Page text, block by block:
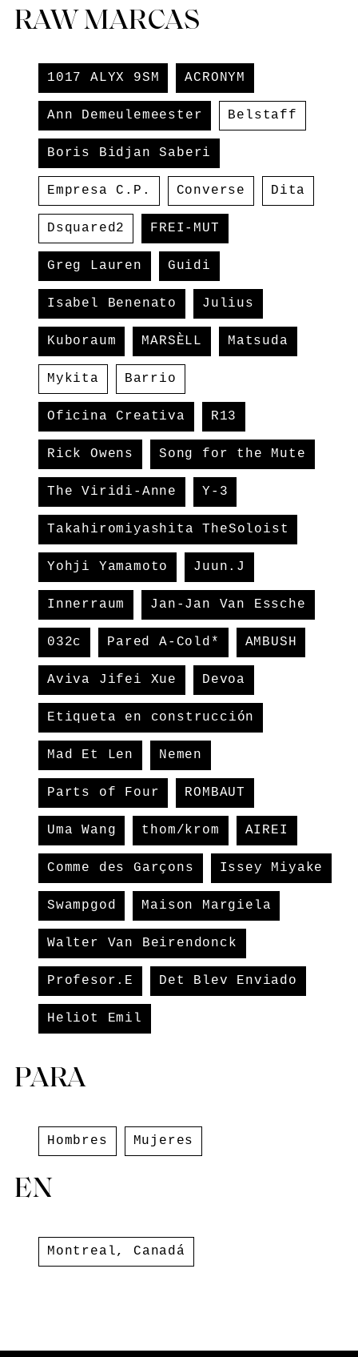
RAW MARCAS
1017 ALYX 9SM ACRONYM
Ann Demeulemeester Belstaff
Boris Bidjan Saberi
Empresa C.P. Converse Dita
Dsquared2 FREI-MUT
Greg Lauren Guidi
Isabel Benenato Julius
Kuboraum MARSÈLL Matsuda
Mykita Barrio
Oficina Creativa R13
Rick Owens Song for the Mute
The Viridi-Anne Y-3
Takahiromiyashita TheSoloist
Yohji Yamamoto Juun.J
Innerraum Jan-Jan Van Essche
032c Pared A-Cold* AMBUSH
Aviva Jifei Xue Devoa
Etiqueta en construcción
Mad Et Len Nemen
Parts of Four ROMBAUT
Uma Wang thom/krom AIREI
Comme des Garçons Issey Miyake
Swampgod Maison Margiela
Walter Van Beirendonck
Profesor.E Det Blev Enviado
Heliot Emil
PARA
Hombres Mujeres
EN
Montreal, Canadá